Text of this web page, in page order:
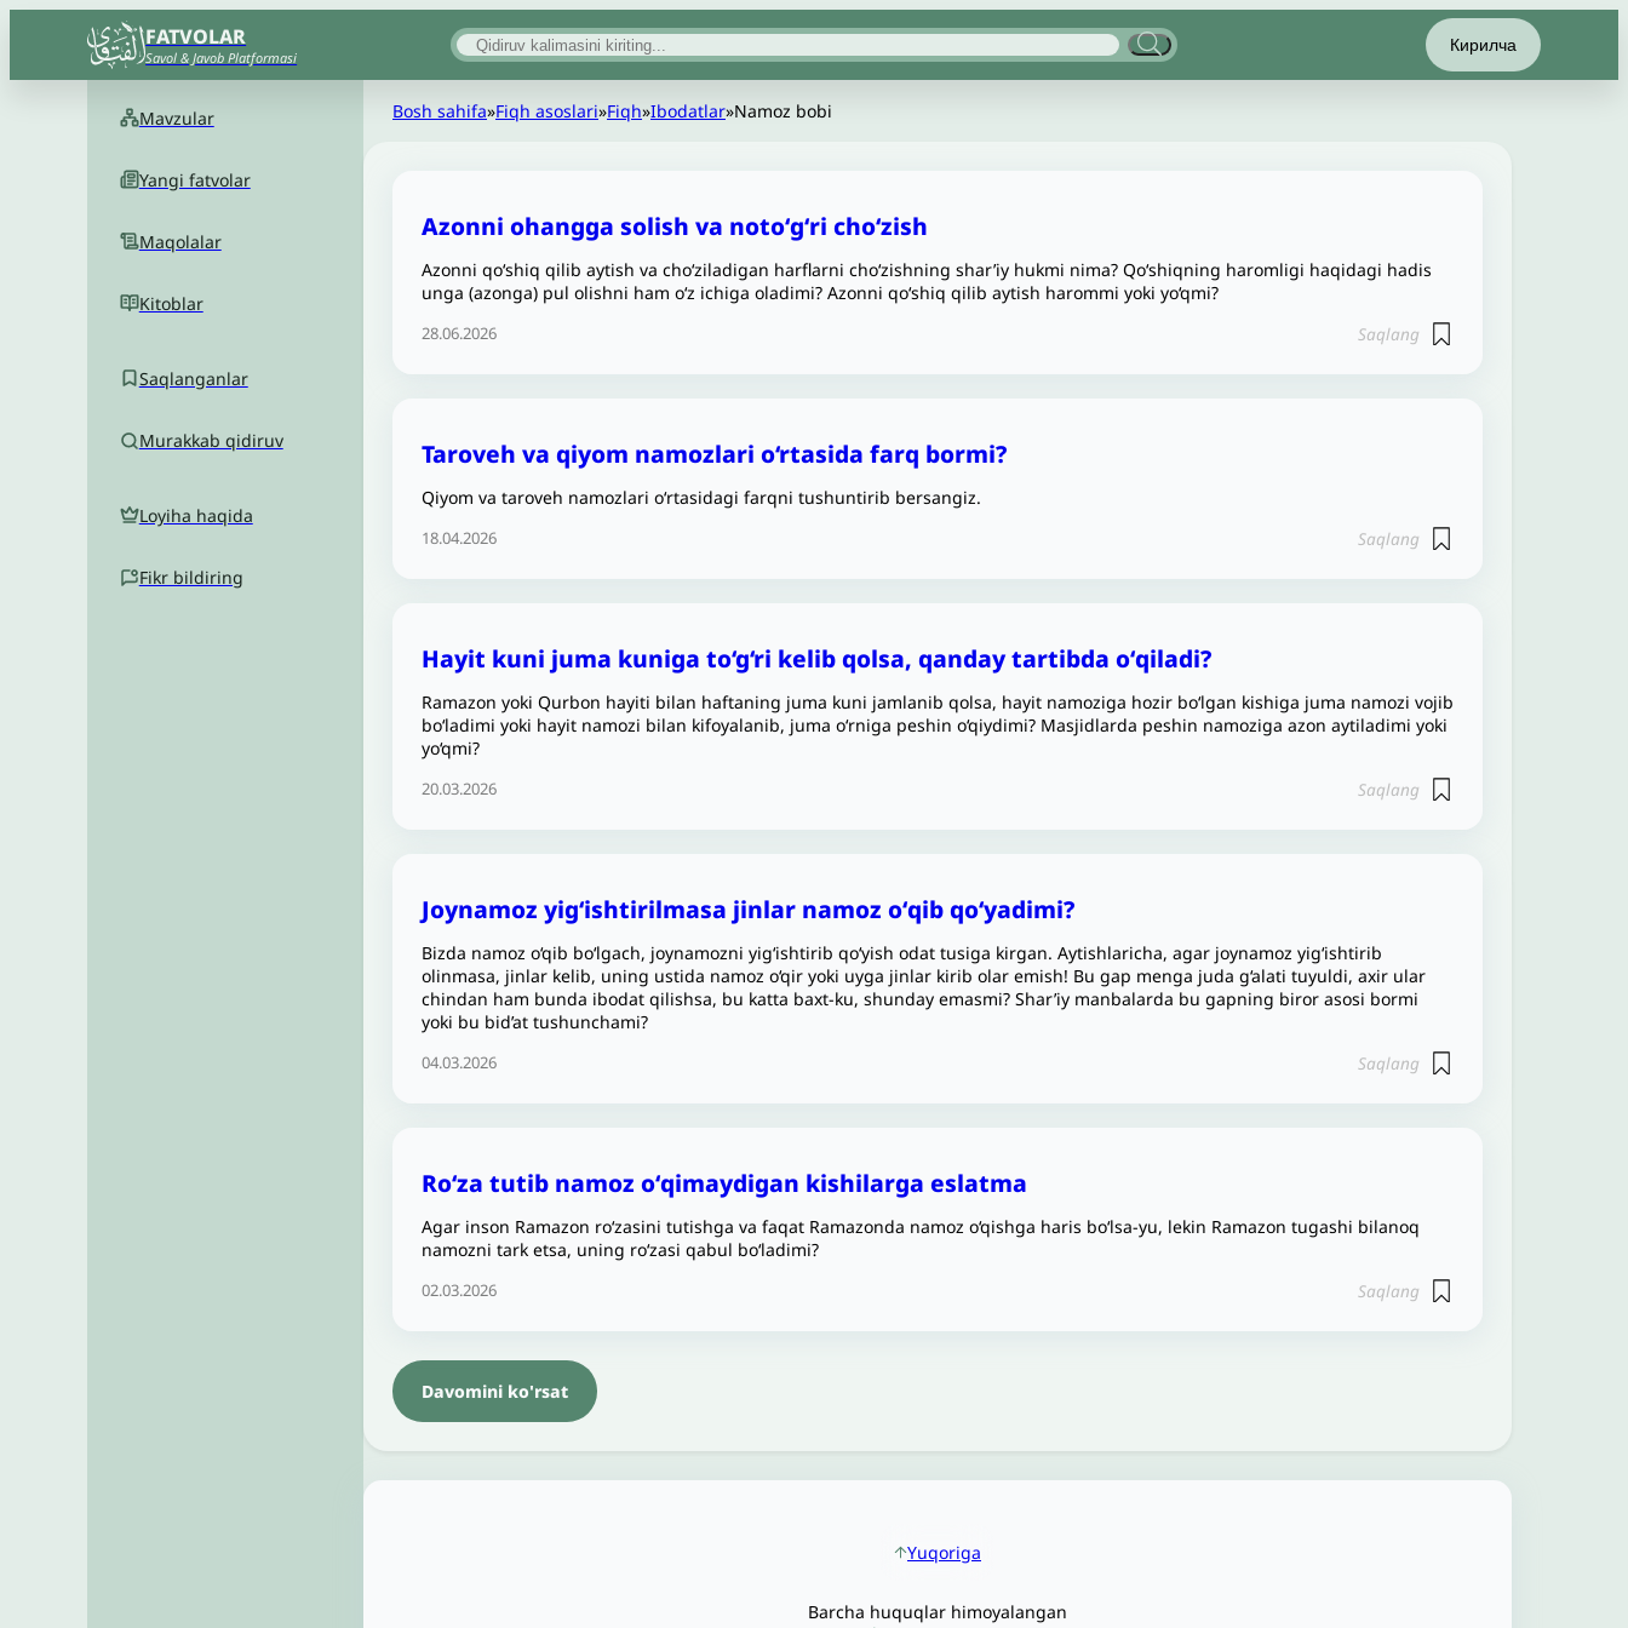
FATVOLAR
Savol & Javob Platformasi
Кирилча
Mavzular
Yangi fatvolar
Maqolalar
Kitoblar
Saqlanganlar
Murakkab qidiruv
Loyiha haqida
Fikr bildiring
Bosh sahifa»Fiqh asoslari»Fiqh»Ibodatlar»Namoz bobi
Azonni ohangga solish va notoʻgʻri cho‘zish
Azonni qo‘shiq qilib aytish va cho‘ziladigan harflarni cho‘zishning shar’iy hukmi nima? Qo‘shiqning haromligi haqidagi hadis
unga (azonga) pul olishni ham o‘z ichiga oladimi? Azonni qo‘shiq qilib aytish harommi yoki yo‘qmi?
28.06.2026 Saqlang
Taroveh va qiyom namozlari o‘rtasida farq bormi?
Qiyom va taroveh namozlari o‘rtasidagi farqni tushuntirib bersangiz.
18.04.2026 Saqlang
Hayit kuni juma kuniga to‘g‘ri kelib qolsa, qanday tartibda oʻqiladi?
Ramazon yoki Qurbon hayiti bilan haftaning juma kuni jamlanib qolsa, hayit namoziga hozir bo‘lgan kishiga juma namozi vojib
bo‘ladimi yoki hayit namozi bilan kifoyalanib, juma o‘rniga peshin o‘qiydimi? Masjidlarda peshin namoziga azon aytiladimi yoki
yo‘qmi?
20.03.2026 Saqlang
Joynamoz yig‘ishtirilmasa jinlar namoz oʻqib qoʻyadimi?
Bizda namoz o‘qib bo‘lgach, joynamozni yig‘ishtirib qo‘yish odat tusiga kirgan. Aytishlaricha, agar joynamoz yig‘ishtirib
olinmasa, jinlar kelib, uning ustida namoz o‘qir yoki uyga jinlar kirib olar emish! Bu gap menga juda g‘alati tuyuldi, axir ular
chindan ham bunda ibodat qilishsa, bu katta baxt-ku, shunday emasmi? Shar’iy manbalarda bu gapning biror asosi bormi
yoki bu bid’at tushunchami?
04.03.2026 Saqlang
Roʻza tutib namoz oʻqimaydigan kishilarga eslatma
Agar inson Ramazon ro‘zasini tutishga va faqat Ramazonda namoz o‘qishga haris bo‘lsa-yu, lekin Ramazon tugashi bilanoq
namozni tark etsa, uning ro‘zasi qabul bo‘ladimi?
02.03.2026 Saqlang
Davomini ko'rsat
Yuqoriga
Barcha huquqlar himoyalangan